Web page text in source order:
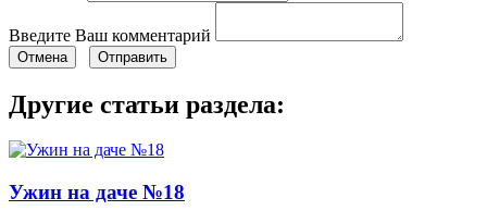
Введите Ваш комментарий
Отмена Отправить
Другие статьи раздела:
Ужин на даче №18